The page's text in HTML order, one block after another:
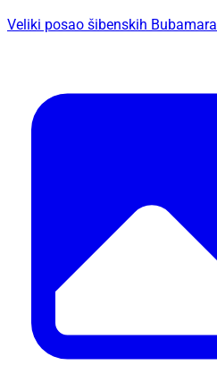
Veliki posao šibenskih Bubamara